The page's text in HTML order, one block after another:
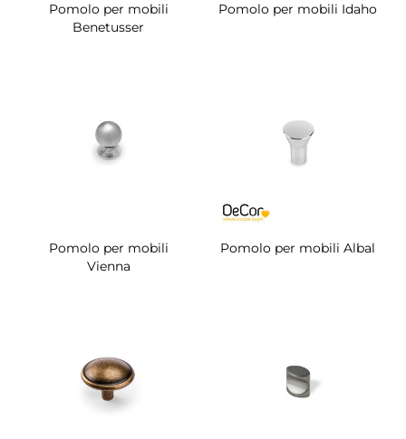
Pomolo per mobili
Benetusser
Pomolo per mobili Idaho
Pomolo per mobili
Vienna
Pomolo per mobili Albal